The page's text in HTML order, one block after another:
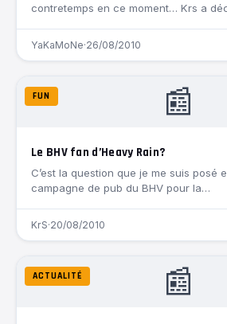
contretemps en ce moment… Krs a
YaKaMoNe·26/08/2010
📰
FUN
Le BHV fan d’Heavy Rain?
C’est la question que je me suis posé
campagne de pub du BHV pour la…
KrS·20/08/2010
📰
ACTUALITÉ